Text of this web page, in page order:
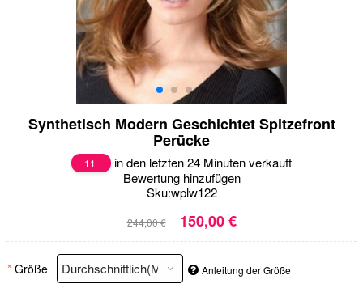
Synthetisch Modern Geschichtet Spitzefront
Perücke
11
in den letzten 24 Minuten verkauft
Bewertung hinzufügen
Sku:wplw122
244,00 € 150,00 €
* Größe Anleitung der Größe